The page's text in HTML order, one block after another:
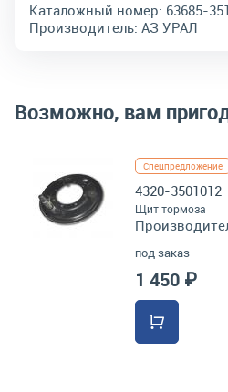
Каталожный номер: 63685-
Производитель: АЗ УРАЛ
Возможно, вам
Спецпредложение
4320-3501012
Щит тормоза
под заказ
1 450 ₽